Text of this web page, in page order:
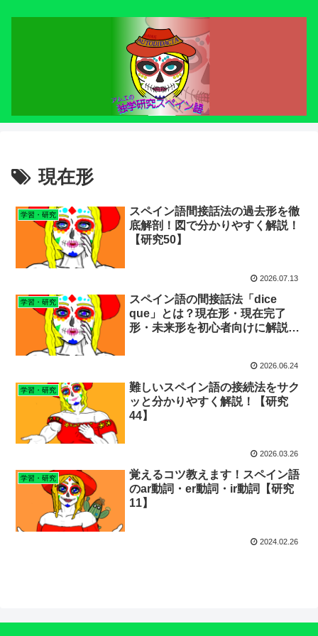
現在形
学習・研究
スペイン語間接話法の過去形を徹
底解剖！図で分かりやすく解説！
【研究50】
2026.07.13
学習・研究
スペイン語の間接話法「dice
que」とは？現在形・現在完了
形・未来形を初心者向けに解説！
2026.06.24
学習・研究
難しいスペイン語の接続法をサク
ッと分かりやすく解説！【研究
44】
2026.03.26
学習・研究
覚えるコツ教えます！スペイン語
のar動詞・er動詞・ir動詞【研究
11】
2024.02.26